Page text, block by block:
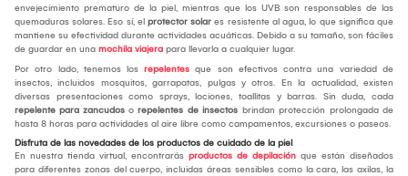
envejecimiento prematuro de la piel, mientras que los UVB son responsables de las
quemaduras solares. Eso sí, el protector solar es resistente al agua, lo que significa que
mantiene su efectividad durante actividades acuáticas. Debido a su tamaño, son fáciles
de guardar en una mochila viajera para llevarla a cualquier lugar.
Por otro lado, tenemos los repelentes que son efectivos contra una variedad de
insectos, incluidos mosquitos, garrapatas, pulgas y otros. En la actualidad, existen
diversas presentaciones como sprays, lociones, toallitas y barras. Sin duda, cada
repelente para zancudos o repelentes de insectos brindan protección prolongada de
hasta 8 horas para actividades al aire libre como campamentos, excursiones o paseos.
Disfruta de las novedades de los productos de cuidado de la piel
En nuestra tienda virtual, encontrarás productos de depilación que están diseñados
para diferentes zonas del cuerpo, incluidas áreas sensibles como la cara, las axilas, la